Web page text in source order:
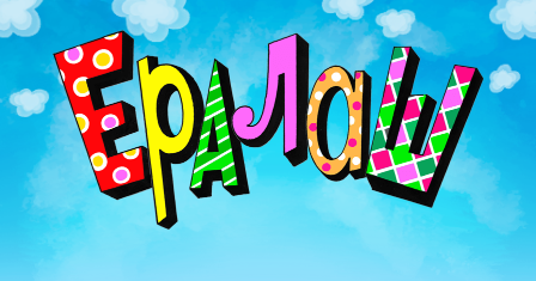
Перейти
основному
содержанию